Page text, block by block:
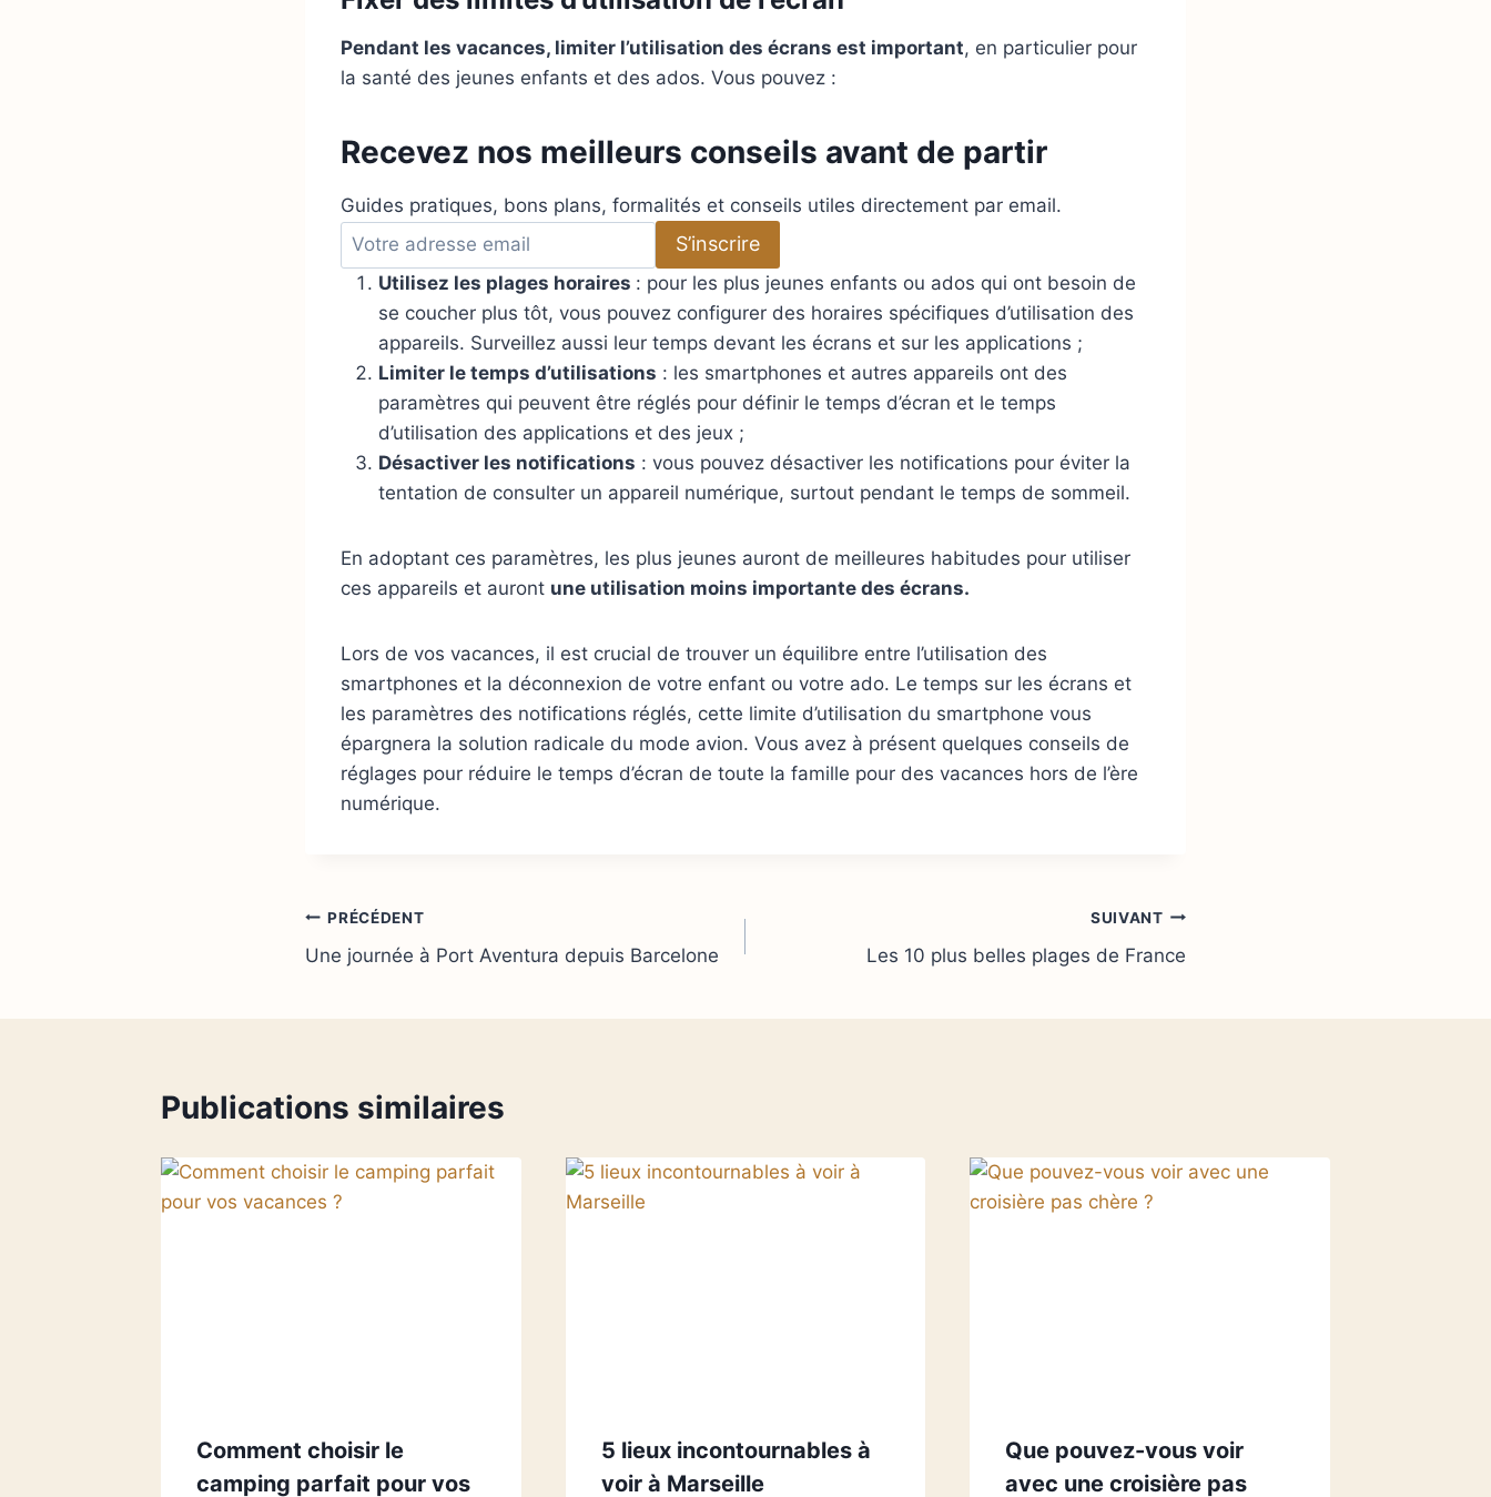
Pendant les vacances, limiter l’utilisation des écrans est important, en particulier pour
la santé des jeunes enfants et des ados. Vous pouvez :
Recevez nos meilleurs conseils avant de partir
Guides pratiques, bons plans, formalités et conseils utiles directement par email.
A
d
l
S’inscrire
Utilisez les plages horaires : pour les plus jeunes enfants ou ados qui ont besoin de
se coucher plus tôt, vous pouvez configurer des horaires spécifiques d’utilisation des
appareils. Surveillez aussi leur temps devant les écrans et sur les applications ;
Limiter le temps d’utilisations : les smartphones et autres appareils ont des
paramètres qui peuvent être réglés pour définir le temps d’écran et le temps
d’utilisation des applications et des jeux ;
Désactiver les notifications : vous pouvez désactiver les notifications pour éviter la
tentation de consulter un appareil numérique, surtout pendant le temps de sommeil.
En adoptant ces paramètres, les plus jeunes auront de meilleures habitudes pour utiliser
ces appareils et auront une utilisation moins importante des écrans.
Lors de vos vacances, il est crucial de trouver un équilibre entre l’utilisation des
smartphones et la déconnexion de votre enfant ou votre ado. Le temps sur les écrans et
les paramètres des notifications réglés, cette limite d’utilisation du smartphone vous
épargnera la solution radicale du mode avion. Vous avez à présent quelques conseils de
réglages pour réduire le temps d’écran de toute la famille pour des vacances hors de l’ère
numérique.
Navigation
de
PRÉCÉDENT
Une journée à Port Aventura depuis Barcelone
SUIVANT
Les 10 plus belles plages de France
Publications similaires
Comment choisir le
camping parfait pour vos
5 lieux incontournables à
voir à Marseille
Que pouvez-vous voir
avec une croisière pas